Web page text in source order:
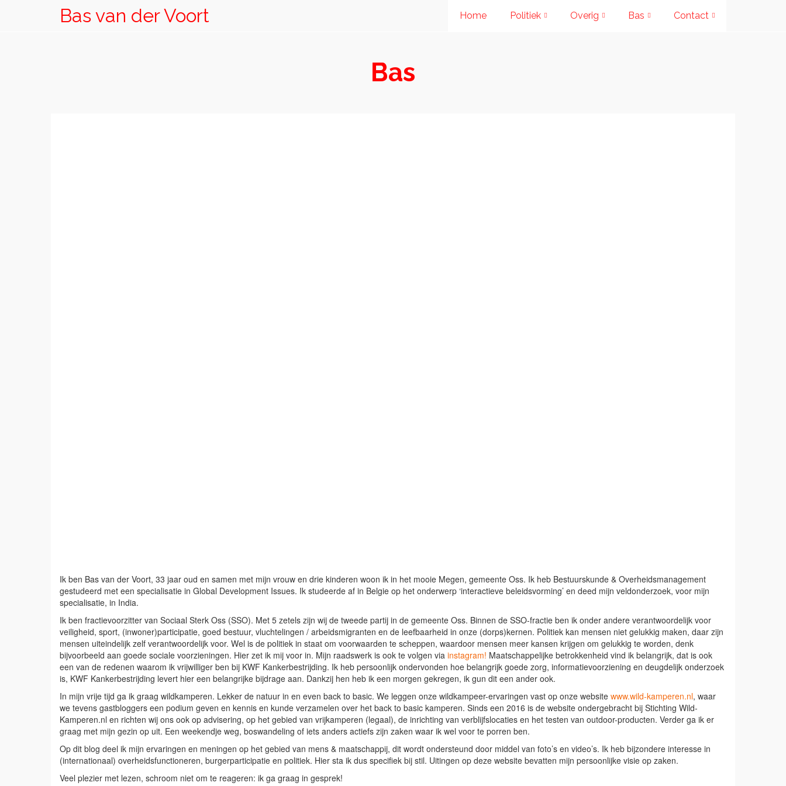
Bas van der Voort Home Politiek Overig Bas Contact
Bas
Ik ben Bas van der Voort, 33 jaar oud en samen met mijn vrouw en drie kinderen woon ik in het mooie Megen, gemeente Oss. Ik heb Bestuurskunde & Overheidsmanagement
gestudeerd met een specialisatie in Global Development Issues. Ik studeerde af in Belgie op het onderwerp ‘interactieve beleidsvorming’ en deed mijn veldonderzoek, voor mijn
specialisatie, in India.
Ik ben fractievoorzitter van Sociaal Sterk Oss (SSO). Met 5 zetels zijn wij de tweede partij in de gemeente Oss. Binnen de SSO-fractie ben ik onder andere verantwoordelijk voor
veiligheid, sport, (inwoner)participatie, goed bestuur, vluchtelingen / arbeidsmigranten en de leefbaarheid in onze (dorps)kernen. Politiek kan mensen niet gelukkig maken, daar zijn
mensen uiteindelijk zelf verantwoordelijk voor. Wel is de politiek in staat om voorwaarden te scheppen, waardoor mensen meer kansen krijgen om gelukkig te worden, denk
bijvoorbeeld aan goede sociale voorzieningen. Hier zet ik mij voor in. Mijn raadswerk is ook te volgen via instagram! Maatschappelijke betrokkenheid vind ik belangrijk, dat is ook
een van de redenen waarom ik vrijwilliger ben bij KWF Kankerbestrijding. Ik heb persoonlijk ondervonden hoe belangrijk goede zorg, informatievoorziening en deugdelijk onderzoek
is, KWF Kankerbestrijding levert hier een belangrijke bijdrage aan. Dankzij hen heb ik een morgen gekregen, ik gun dit een ander ook.
In mijn vrije tijd ga ik graag wildkamperen. Lekker de natuur in en even back to basic. We leggen onze wildkampeer-ervaringen vast op onze website www.wild-kamperen.nl, waar
we tevens gastbloggers een podium geven en kennis en kunde verzamelen over het back to basic kamperen. Sinds een 2016 is de website ondergebracht bij Stichting Wild-
Kamperen.nl en richten wij ons ook op advisering, op het gebied van vrijkamperen (legaal), de inrichting van verblijfslocaties en het testen van outdoor-producten. Verder ga ik er
graag met mijn gezin op uit. Een weekendje weg, boswandeling of iets anders actiefs zijn zaken waar ik wel voor te porren ben.
Op dit blog deel ik mijn ervaringen en meningen op het gebied van mens & maatschappij, dit wordt ondersteund door middel van foto’s en video’s. Ik heb bijzondere interesse in
(internationaal) overheidsfunctioneren, burgerparticipatie en politiek. Hier sta ik dus specifiek bij stil. Uitingen op deze website bevatten mijn persoonlijke visie op zaken.
Veel plezier met lezen, schroom niet om te reageren: ik ga graag in gesprek!